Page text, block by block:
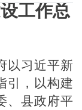
工作总
以习近平新
引，以构建
、县政府平